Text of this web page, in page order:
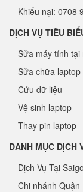
Khiếu nại: 0708
DỊCH VỤ TIÊU
Sửa máy tính tại
Sửa chữa laptop
Cứu dữ liệu
Vệ sinh laptop
Thay pin laptop
DANH MỤC DỊCH
Dịch Vụ Tại
Chi nhánh Quận